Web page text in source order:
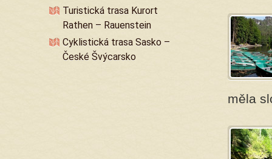
měla
Turistická trasa Kurort
Rathen – Rauenstein
Cyklistická trasa Sasko –
České Švýcarsko